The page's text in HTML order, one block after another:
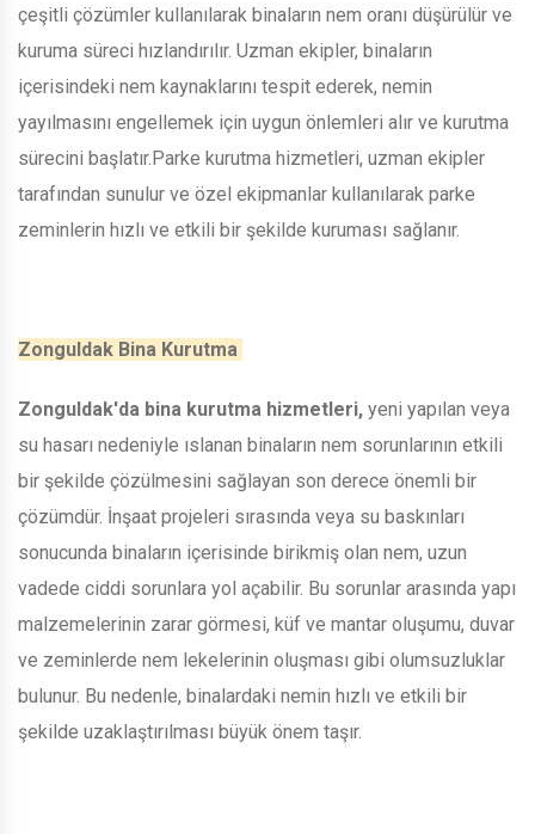
çeşitli çözümler kullanılarak binaların nem oranı düşürülür ve
kuruma süreci hızlandırılır. Uzman ekipler, binaların
içerisindeki nem kaynaklarını tespit ederek, nemin
yayılmasını engellemek için uygun önlemleri alır ve kurutma
sürecini başlatır.Parke kurutma hizmetleri, uzman ekipler
tarafından sunulur ve özel ekipmanlar kullanılarak parke
zeminlerin hızlı ve etkili bir şekilde kuruması sağlanır.
Zonguldak Bina Kurutma
Zonguldak'da bina kurutma hizmetleri, yeni yapılan veya
su hasarı nedeniyle ıslanan binaların nem sorunlarının etkili
bir şekilde çözülmesini sağlayan son derece önemli bir
çözümdür. İnşaat projeleri sırasında veya su baskınları
sonucunda binaların içerisinde birikmiş olan nem, uzun
vadede ciddi sorunlara yol açabilir. Bu sorunlar arasında yapı
malzemelerinin zarar görmesi, küf ve mantar oluşumu, duvar
ve zeminlerde nem lekelerinin oluşması gibi olumsuzluklar
bulunur. Bu nedenle, binalardaki nemin hızlı ve etkili bir
şekilde uzaklaştırılması büyük önem taşır.